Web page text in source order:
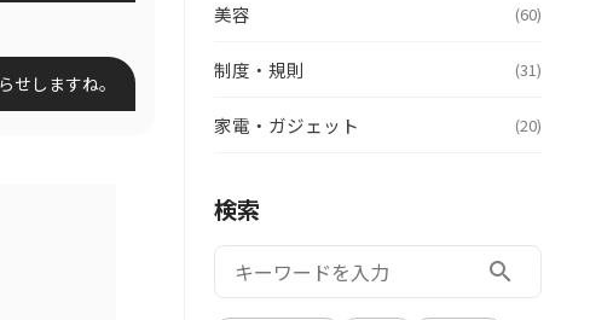
せしますね。
美容 (60)
制度・規則 (31)
家電・ガジェット (20)
検索
検索: search